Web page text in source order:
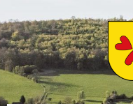
Inhalt
springen
linken
Sidebar
springen
rechten
Sidebar
springen
Footer
springen